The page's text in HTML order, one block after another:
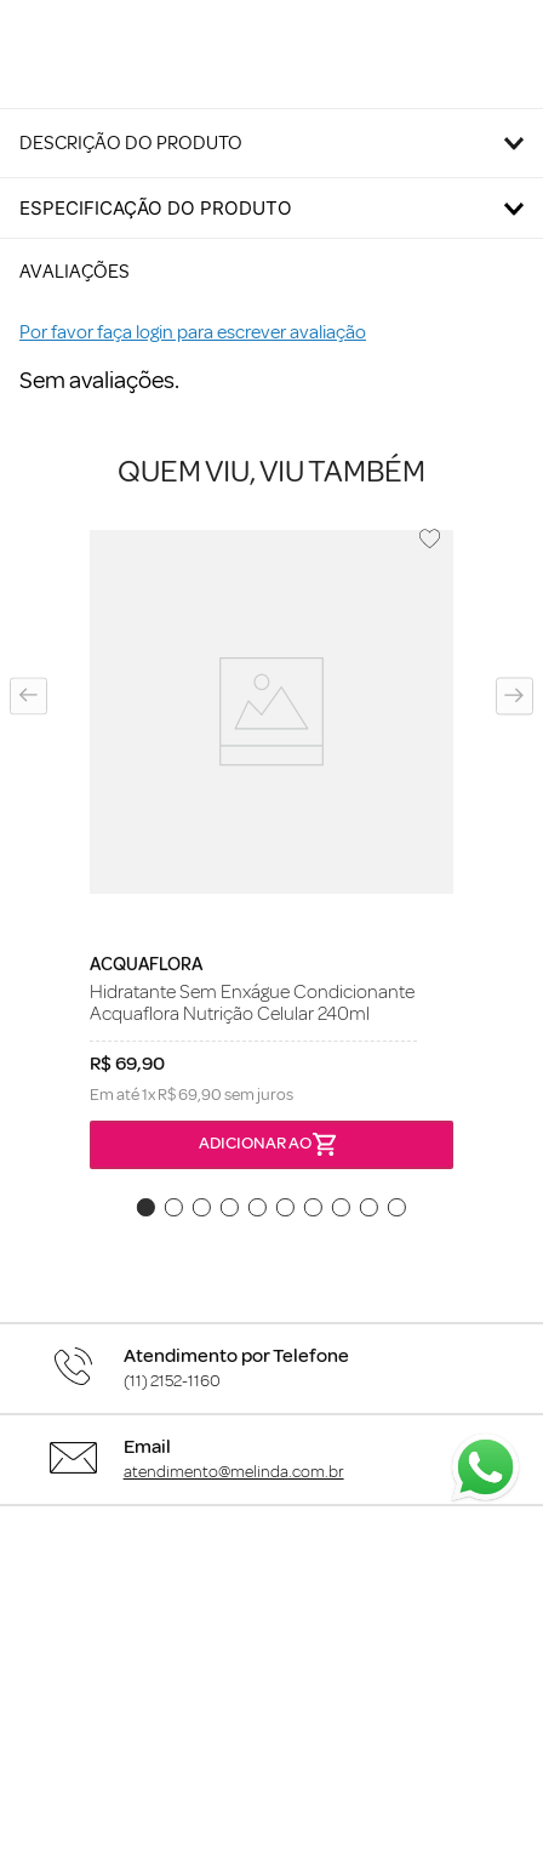
DESCRIÇÃO DO PRODUTO
ESPECIFICAÇÃO DO PRODUTO
AVALIAÇÕES
Por favor faça login para escrever avaliação
Sem avaliações.
QUEM VIU, VIU TAMBÉM
ACQUAFLORA
Hidratante Sem Enxágue Condicionante
Acquaflora Nutrição Celular 240ml
R$69,90
Em até1xR$69,90sem juros
ADICIONAR AO
Atendimento por Telefone
(11) 2152-1160
Email
atendimento@melinda.com.br